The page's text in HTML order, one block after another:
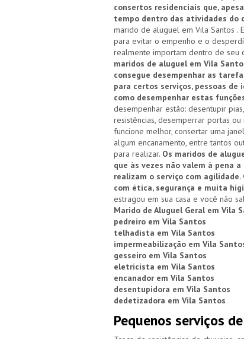
consertos residenciais que,
tempo dentro das atividades do
marido de aluguel em Vila Santos .
para evitar o empenho e o
realmente importam dentro de seu
maridos de aluguel em Vila
consegue desempenhar as
para certos serviços, pessoas
como desempenhar estas
desempenhar estão: desentupir
resistências, desemperrar portas
funcione melhor, consertar uma
algum encanamento, entre tantos
para realizar. Os maridos de
que às vezes não valem à pena
realizam o serviço com
com ética, segurança e muita
estragou em sua casa e você não
Marido de Aluguel Geral em Vila
pedreiro em Vila Santos
telhadista em Vila Santos
impermeabilização em Vila
gesseiro em Vila Santos
eletricista em Vila Santos
encanador em Vila Santos
desentupidora em Vila Santos
dedetizadora em Vila Santos
Pequenos serviços